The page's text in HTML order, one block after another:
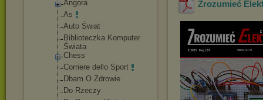
Angora
As
Auto Świat
Biblioteczka Komputer
Świata
Chess
Corriere dello Sport
Dbam O Zdrowie
Do Rzeczy
Zrozumieć